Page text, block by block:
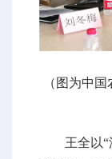
（图为中
王全以